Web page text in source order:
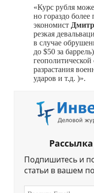
«Курс рубля
но гораздо
экономист
резкая
в случае
до $50 за
геополитической
разрастания
ударов и т.д. )».
Подпишитесь и
статьи в вашем